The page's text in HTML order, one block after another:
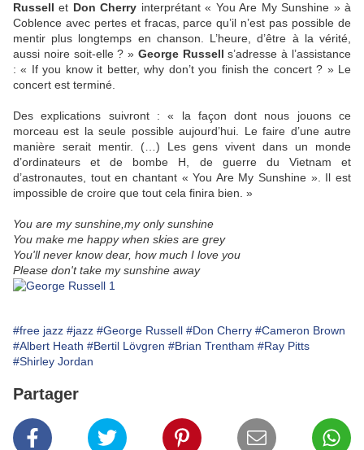
Russell et Don Cherry interprétant « You Are My Sunshine » à
Coblence avec pertes et fracas, parce qu’il n’est pas possible de
mentir plus longtemps en chanson. L’heure, d’être à la vérité,
aussi noire soit-elle ? » George Russell s’adresse à l’assistance
: « If you know it better, why don’t you finish the concert ? » Le
concert est terminé.
Des explications suivront : « la façon dont nous jouons ce
morceau est la seule possible aujourd’hui. Le faire d’une autre
manière serait mentir. (…) Les gens vivent dans un monde
d’ordinateurs et de bombe H, de guerre du Vietnam et
d’astronautes, tout en chantant « You Are My Sunshine ». Il est
impossible de croire que tout cela finira bien. »
You are my sunshine,my only sunshine
You make me happy when skies are grey
You'll never know dear, how much I love you
Please don't take my sunshine away
#free jazz #jazz #George Russell #Don Cherry #Cameron Brown
#Albert Heath #Bertil Lövgren #Brian Trentham #Ray Pitts
#Shirley Jordan
Partager